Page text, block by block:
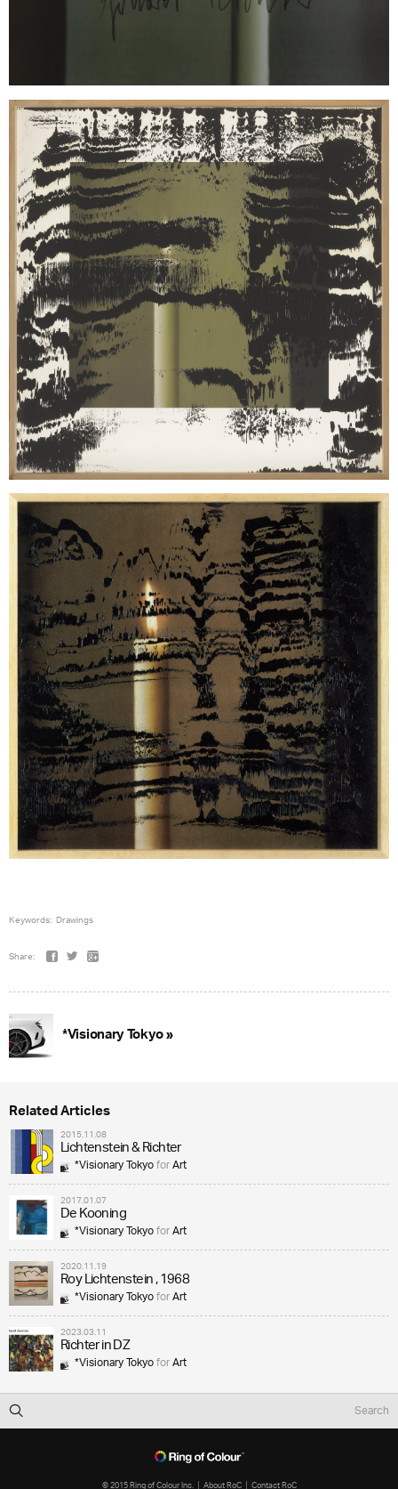
Keywords: Drawings
Share:
*Visionary Tokyo »
Related Articles
2015.11.08
Lichtenstein & Richter
*Visionary TokyoforArt
2017.01.07
De Kooning
*Visionary TokyoforArt
2020.11.19
Roy Lichtenstein , 1968
*Visionary TokyoforArt
2023.03.11
Richter in DZ
*Visionary TokyoforArt